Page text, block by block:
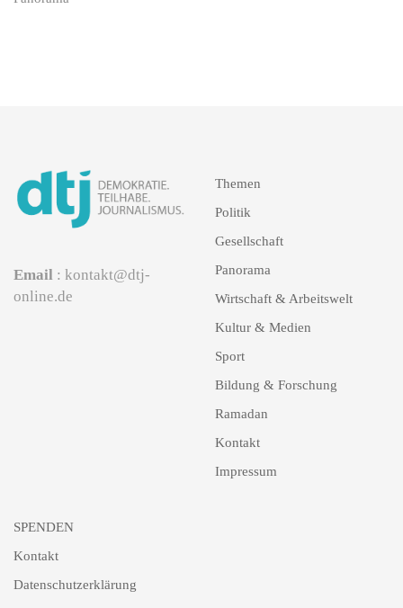
Email : kontakt@dtj-
online.de
Themen
Politik
Gesellschaft
Panorama
Wirtschaft & Arbeitswelt
Kultur & Medien
Sport
Bildung & Forschung
Ramadan
Kontakt
Impressum
SPENDEN
Kontakt
Datenschutzerklärung